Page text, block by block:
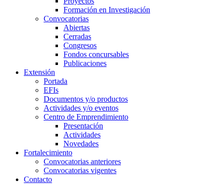
Formación en Investigación
Convocatorias
Abiertas
Cerradas
Congresos
Fondos concursables
Publicaciones
Extensión
Portada
EFIs
Documentos y/o productos
Actividades y/o eventos
Centro de Emprendimiento
Presentación
Actividades
Novedades
Fortalecimiento
Convocatorias anteriores
Convocatorias vigentes
Contacto